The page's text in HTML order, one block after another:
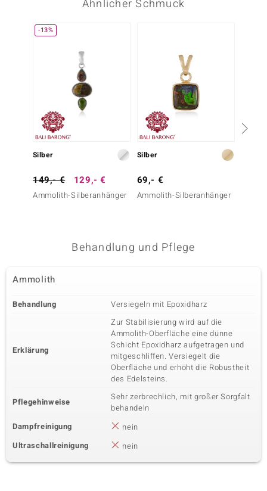
Ähnlicher Schmuck
-13%
Silber
149,- € 129,- €
Ammolith-Silberanhänger
Silber
69,- €
Ammolith-Silberanhänger
Behandlung und Pflege
Ammolith
Behandlung Versiegeln mit Epoxidharz
Erklärung
Zur Stabilisierung wird auf die
Ammolith-Oberfläche eine dünne
Schicht Epoxidharz aufgetragen und
mitgeschliffen. Versiegelt die
Oberfläche und erhöht die Robustheit
des Edelsteins.
Pflegehinweise
Sehr zerbrechlich, mit großer Sorgfalt
behandeln
Dampfreinigung
nein
Ultraschallreinigung
nein